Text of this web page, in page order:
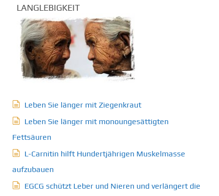
LANGLEBIGKEIT
Leben Sie länger mit Ziegenkraut
Leben Sie länger mit monoungesättigten
Fettsäuren
L-Carnitin hilft Hundertjährigen Muskelmasse
aufzubauen
EGCG schützt Leber und Nieren und verlängert die